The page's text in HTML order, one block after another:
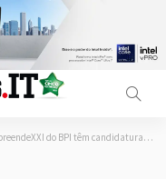
do BPI têm candidaturas abertas até 5 de Dezembro